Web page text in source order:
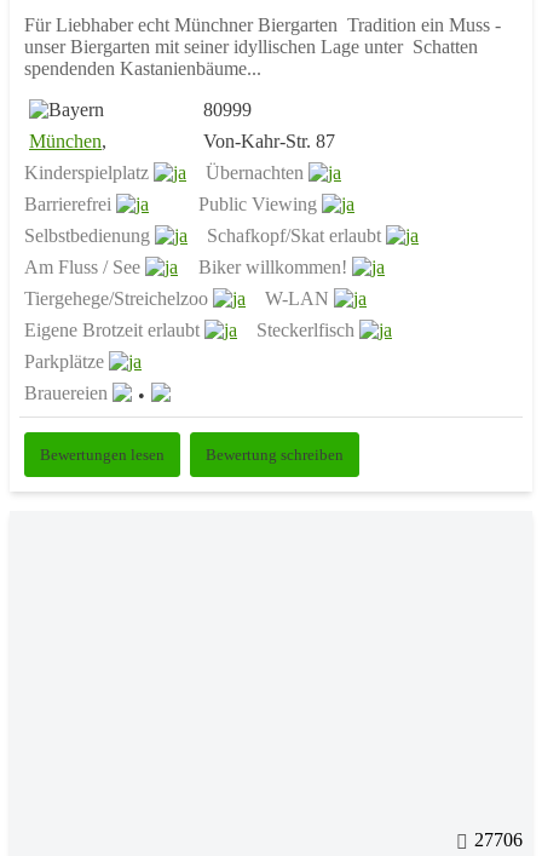
Für Liebhaber echt Münchner Biergarten Tradition ein Muss -
unser Biergarten mit seiner idyllischen Lage unter Schatten
spendenden Kastanienbäume...
80999
München,
Von-Kahr-Str. 87
Kinderspielplatz
Übernachten
Barrierefrei
Public Viewing
Selbstbedienung
Schafkopf/Skat erlaubt
Am Fluss / See
Biker willkommen!
Tiergehege/Streichelzoo
W-LAN
Eigene Brotzeit erlaubt
Steckerlfisch
Parkplätze
Brauereien
Bewertungen lesen Bewertung schreiben
27706